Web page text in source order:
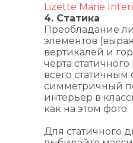
Lizette Marie
4. Статика
Преобладание
элементов
вертикалей и
черта
всего статичным
симметричный
интерьер в
как на этом фото.
Для статичного